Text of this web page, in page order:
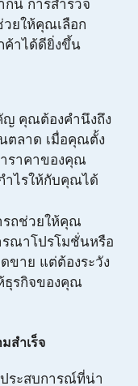
นี้ การสำรวจ
ยให้คุณเลือก
ค้าได้ดียิ่งขึ้น
ญ คุณต้องคำนึงถึง
ตลาด เมื่อคุณตั้ง
ราคาของคุณ
ำไรให้กับคุณได้
รถช่วยให้คุณ
ณาโปรโมชั่นหรือ
ขาย แต่ต้องระวัง
ธุรกิจของคุณ
สำเร็จ
ระสบการณ์ที่น่า